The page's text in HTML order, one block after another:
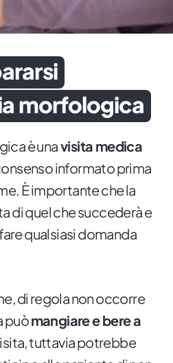
morfologica
è unavisita medica
informato prima
È importante che la
di quel che succederà e
qualsiasi domanda
di regola non occorre
puòmangiare e bere a
tuttavia potrebbe